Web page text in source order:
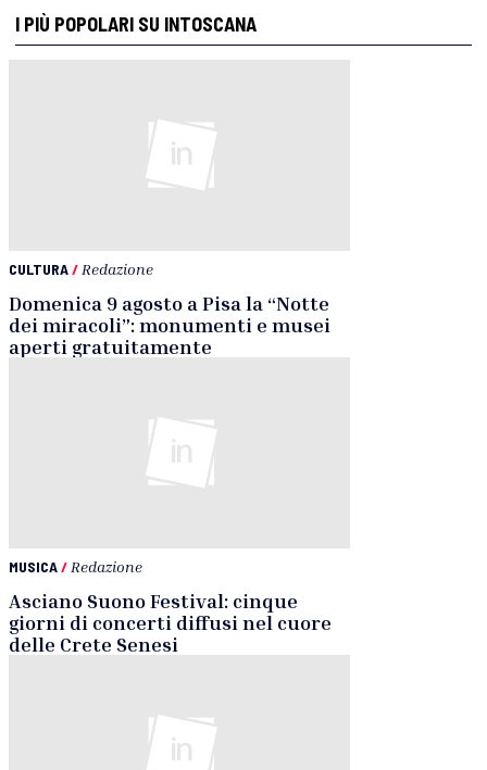
I PIÙ POPOLARI SU INTOSCANA
CULTURA/ Redazione
Domenica 9 agosto a Pisa la “Notte
dei miracoli”: monumenti e musei
aperti gratuitamente
MUSICA/ Redazione
Asciano Suono Festival: cinque
giorni di concerti diffusi nel cuore
delle Crete Senesi